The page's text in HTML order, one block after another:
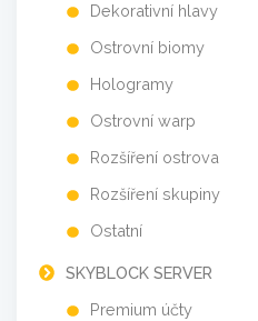
Dekorativní hlavy
Ostrovní biomy
Hologramy
Ostrovní warp
Rozšíření ostrova
Rozšíření skupiny
Ostatní
SKYBLOCK SERVER
Premium účty